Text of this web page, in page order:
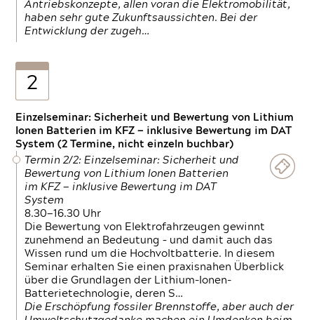
Antriebskonzepte, allen voran die Elektromobilität,
haben sehr gute Zukunftsaussichten. Bei der
Entwicklung der zugeh…
2
Einzelseminar: Sicherheit und Bewertung von Lithium
Ionen Batterien im KFZ — inklusive Bewertung im DAT
System (2 Termine, nicht einzeln buchbar)
Termin 2/2: Einzelseminar: Sicherheit und
Bewertung von Lithium Ionen Batterien
im KFZ — inklusive Bewertung im DAT
System
8.30—16.30 Uhr
Die Bewertung von Elektrofahrzeugen gewinnt
zunehmend an Bedeutung – und damit auch das
Wissen rund um die Hochvoltbatterie. In diesem
Seminar erhalten Sie einen praxisnahen Überblick
über die Grundlagen der Lithium-Ionen-
Batterietechnologie, deren S…
Die Erschöpfung fossiler Brennstoffe, aber auch der